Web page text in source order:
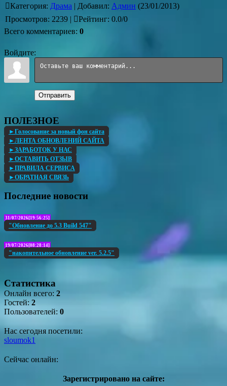
Категория: Драма | Добавил: Админ (23/01/2013)
Просмотров: 2239 | Рейтинг: 0.0/0
Всего комментариев: 0
Войдите:
Отправить
ПОЛЕЗНОЕ
►Голосование за новый фон сайта
►ЛЕНТА ОБНОВЛЕНИЙ САЙТА
►ЗАРАБОТОК У НАС
►ОСТАВИТЬ ОТЗЫВ
►ПРАВИЛА СЕРВИСА
►ОБРАТНАЯ СВЯЗЬ
Последние новости
31/07/2026[19:56:25]
"Обновление до 5.3 Build 547"
19/07/2026[08:28:14]
"накопительное обновление ver. 5.2.5"
Статистика
Онлайн всего: 2
Гостей: 2
Пользователей: 0
Нас сегодня посетили:
sloumok1
Сейчас онлайн:
Зарегистрировано на сайте: